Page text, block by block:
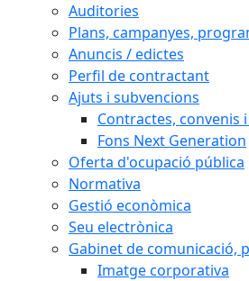
Auditories
Plans, campanyes,
Anuncis / edictes
Perfil de contractant
Ajuts i subvencions
Contractes, convenis
Fons Next Generation
Oferta d'ocupació pública
Normativa
Gestió econòmica
Seu electrònica
Gabinet de comunicació,
Imatge corporativa